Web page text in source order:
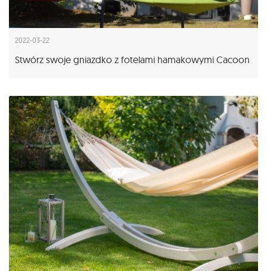
2022-03-22
Stwórz swoje gniazdko z fotelami hamakowymi Cacoon